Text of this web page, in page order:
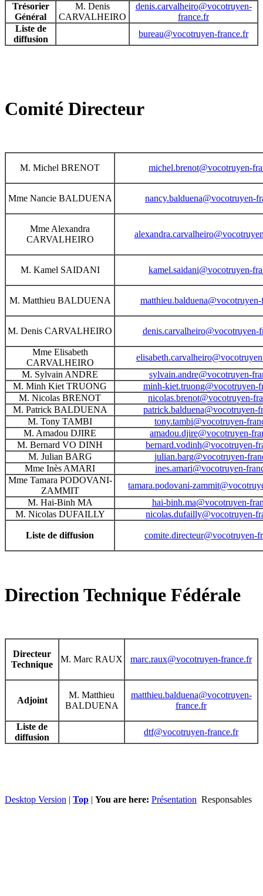
Trésorier
Général
M. Denis
CARVALHEIRO
denis.carvalheiro@vocotruyen-
france.fr
Liste de
diffusion
bureau@vocotruyen-france.fr
Comité Directeur
M. Michel BRENOT michel.brenot@vocotruyen-
Mme Nancie BALDUENA nancy.balduena@vocotruyen-
Mme Alexandra
CARVALHEIRO
M. Kamel SAIDANI kamel.saidani@vocotruyen-
M. Matthieu BALDUENA
M. Denis CARVALHEIRO denis.carvalheiro@vocotruyen-
Mme Elisabeth
CARVALHEIRO
M. Sylvain ANDRE
sylvain.andre@vocotruyen-
M. Minh Kiet TRUONG
minh-kiet.truong@vocotruyen-
M. Nicolas BRENOT
nicolas.brenot@vocotruyen-
M. Patrick BALDUENA
patrick.balduena@vocotruyen-
M. Tony TAMBI
tony.tambi@vocotruyen-
M. Amadou DJIRE
amadou.djire@vocotruyen-
M. Bernard VO DINH
bernard.vodinh@vocotruyen-
M. Julian BARG
julian.barg@vocotruyen-
Mme Inès AMARI
ines.amari@vocotruyen-
Mme Tamara PODOVANI-
ZAMMIT
tamara.podovani-
M. Hai-Binh MA
hai-binh.ma@vocotruyen-
M. Nicolas DUFAILLY
nicolas.dufailly@vocotruyen-
Liste de diffusion comite.directeur@vocotruyen-
Direction Technique Fédérale
Directeur
Technique
M. Marc RAUX marc.raux@vocotruyen-france.fr
Adjoint
M. Matthieu
BALDUENA
matthieu.balduena@vocotruyen-
france.fr
Liste de
diffusion
dtf@vocotruyen-france.fr
Desktop Version | Top | You are here: Présentation Responsables